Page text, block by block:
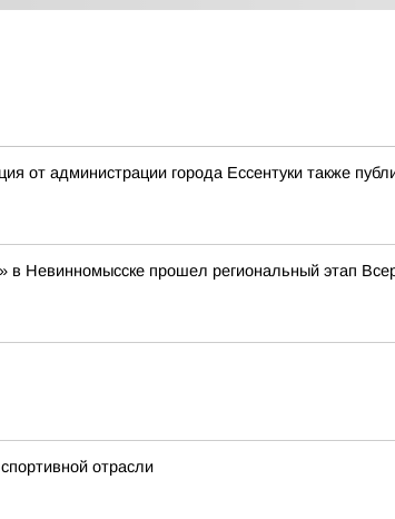
от администрации города Ессентуки также
в Невинномысске прошел региональный этап
отрасли